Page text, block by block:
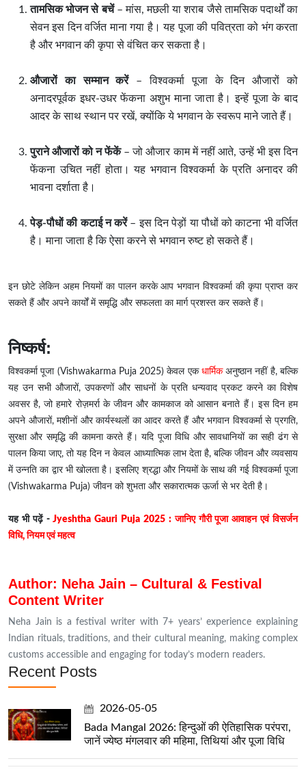
तामसिक भोजन से बचें– मांस, मछली या शराब जैसे तामसिक पदार्थों का
सेवन इस दिन वर्जित माना गया है। यह पूजा की पवित्रता को भंग करता
है और भगवान की कृपा से वंचित कर सकता है।
औजारों का सम्मान करें– विश्वकर्मा पूजा के दिन औजारों को
अनादरपूर्वक इधर-उधर फेंकना अशुभ माना जाता है। इन्हें पूजा के बाद
आदर के साथ स्थान पर रखें, क्योंकि ये भगवान के स्वरूप माने जाते हैं।
पुराने औजारों को न फेंकें– जो औजार काम में नहीं आते, उन्हें भी इस दिन
फेंकना उचित नहीं होता। यह भगवान विश्वकर्मा के प्रति अनादर की
भावना दर्शाता है।
पेड़-पौधों की कटाई न करें– इस दिन पेड़ों या पौधों को काटना भी वर्जित
है। माना जाता है कि ऐसा करने से भगवान रुष्ट हो सकते हैं।
इन छोटे लेकिन अहम नियमों का पालन करके आप भगवान विश्वकर्मा की कृपा प्राप्त कर
सकते हैं और अपने कार्यों में समृद्धि और सफलता का मार्ग प्रशस्त कर सकते हैं।
निष्कर्ष:
विश्वकर्मा पूजा (Vishwakarma Puja 2025) केवल एक धार्मिकअनुष्ठान नहीं है, बल्कि
यह उन सभी औजारों, उपकरणों और साधनों के प्रति धन्यवाद प्रकट करने का विशेष
अवसर है, जो हमारे रोज़मर्रा के जीवन और कामकाज को आसान बनाते हैं। इस दिन हम
अपने औजारों, मशीनों और कार्यस्थलों का आदर करते हैं और भगवान विश्वकर्मा से प्रगति,
सुरक्षा और समृद्धि की कामना करते हैं। यदि पूजा विधि और सावधानियों का सही ढंग से
पालन किया जाए, तो यह दिन न केवल आध्यात्मिक लाभ देता है, बल्कि जीवन और व्यवसाय
में उन्नति का द्वार भी खोलता है। इसलिए श्रद्धा और नियमों के साथ की गई विश्वकर्मा पूजा
(Vishwakarma Puja) जीवन को शुभता और सकारात्मक ऊर्जा से भर देती है।
यह भी पढ़ें -Jyeshtha Gauri Puja 2025 : जानिए गौरी पूजा आवाहन एवं विसर्जन
विधि, नियम एवं महत्व
Author: Neha Jain – Cultural & Festival
Content Writer
Neha Jain is a festival writer with 7+ years’ experience explaining
Indian rituals, traditions, and their cultural meaning, making complex
customs accessible and engaging for today’s modern readers.
Recent Posts
2026-05-05
Bada Mangal 2026: हिन्दुओं की ऐतिहासिक परंपरा,
जानें ज्येष्ठ मंगलवार की महिमा, तिथियां और पूजा विधि